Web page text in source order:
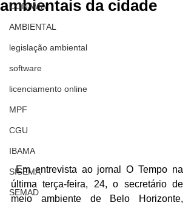
CONAMA
AMBIENTAL
legislação ambiental
software
licenciamento online
MPF
CGU
IBAMA
SISEMA
SEMAD
ambientais da cidade
Em entrevista ao jornal O Tempo na
última terça-feira, 24, o secretário de
meio ambiente de Belo Horizonte,